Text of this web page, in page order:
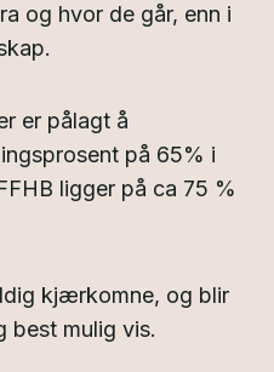
og hvor de går, enn i
er pålagt å
på 65% i
ligger på ca 75 %
kjærkomne, og blir
best mulig vis.